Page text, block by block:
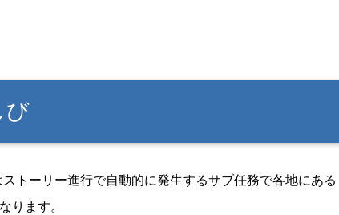
び
トーリー進行で自動的に発生するサブ任務で各地にある
ります。